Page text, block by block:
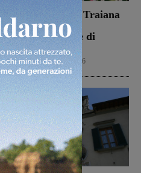
Il Terrranuova Traiana
battuto 3-1
nell’amichevole di
Grosseto
Calcio 8 Agosto 2026